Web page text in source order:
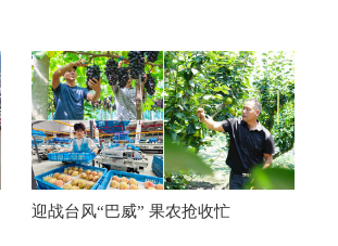
迎战台风“巴威” 果农抢收忙